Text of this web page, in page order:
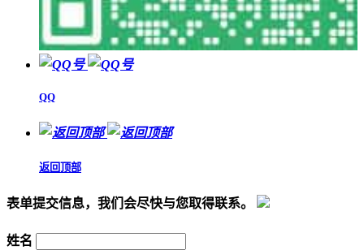
QQ
返回顶部
表单提交信息，我们会尽快与您取得联系。
姓名